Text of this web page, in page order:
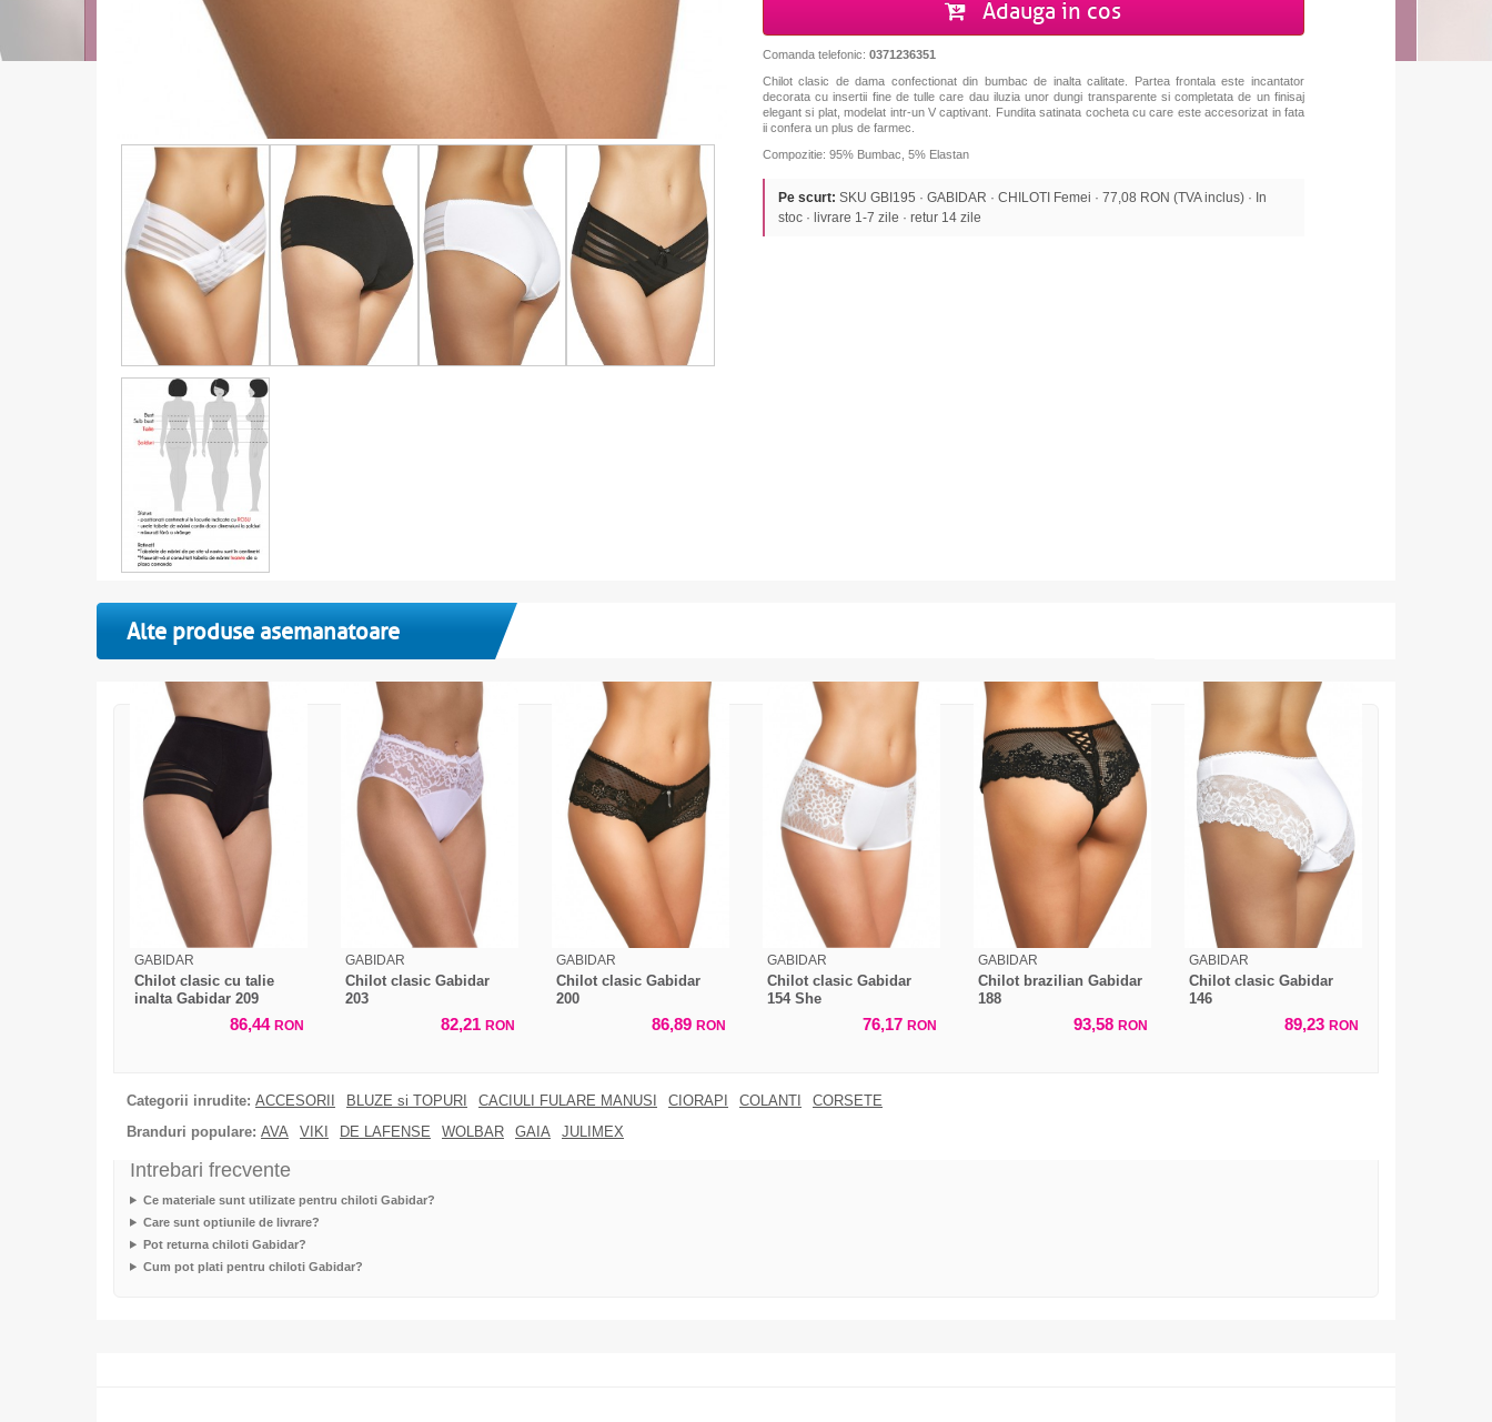
Adauga in cos
Comanda telefonic: 0371236351
Chilot clasic de dama confectionat din bumbac de inalta calitate. Partea frontala este incantator
decorata cu insertii fine de tulle care dau iluzia unor dungi transparente si completata de un finisaj
elegant si plat, modelat intr-un V captivant.
Fundita satinata cocheta cu care este accesorizat in fata
ii confera un plus de farmec.
Compozitie: 95% Bumbac, 5% Elastan
Pe scurt: SKU GBI195 · GABIDAR · CHILOTI Femei · 77,08 RON (TVA inclus) · In
stoc · livrare 1-7 zile · retur 14 zile
Alte produse asemanatoare
GABIDAR
Chilot clasic cu talie
inalta Gabidar 209
86,44 RON
GABIDAR
Chilot clasic Gabidar
203
82,21 RON
GABIDAR
Chilot clasic Gabidar
200
86,89 RON
GABIDAR
Chilot clasic Gabidar
154 She
76,17 RON
GABIDAR
Chilot brazilian Gabidar
188
93,58 RON
GABIDAR
Chilot clasic Gabidar
146
89,23 RON
Categorii inrudite: ACCESORII BLUZE si TOPURI CACIULI FULARE MANUSI CIORAPI COLANTI
CORSETE
Branduri populare: AVA VIKI DE LAFENSE WOLBAR GAIA JULIMEX
Intrebari frecvente
Ce materiale sunt utilizate pentru chiloti Gabidar?
Care sunt optiunile de livrare?
Pot returna chiloti Gabidar?
Cum pot plati pentru chiloti Gabidar?